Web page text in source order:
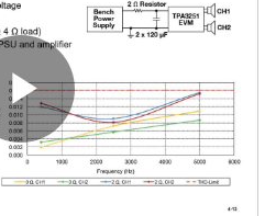
Play